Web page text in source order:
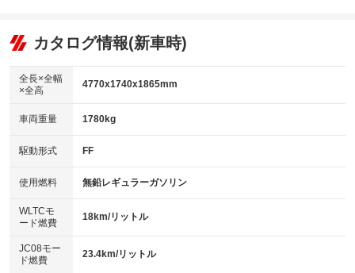
リフトアップ
：装備なし
：装備なし
パワーウィンドウ
アイドリングストップ
：装備あり
USB入力端子
：装備あり
100V電源
：装備なし
センターデフロック
：装備なし
電動格納ミラー
：装備あり
ビジュアル：ブルーレイ再生／DVD再生
：装備あり
アルミホイール：15インチ
：装備あり
HID(キセノンライト)
バックカメラ
エアロ
：装備なし
ローダウン
：装備なし
カタログ情報(新車時)
全長×全幅
×全高
4770x1740x1865mm
車両重量 1780kg
駆動形式 FF
使用燃料 無鉛レギュラーガソリン
WLTCモ
ード燃費
18km/リットル
JC08モー
ド燃費
23.4km/リットル